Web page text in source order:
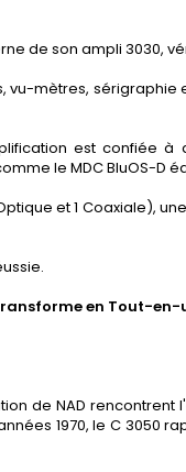
de son ampli 3030,
vu-mètres,
est confiée à
le MDC BluOS-D
et 1 Coaxiale),
en Tout-en-
de NAD
1970, le C